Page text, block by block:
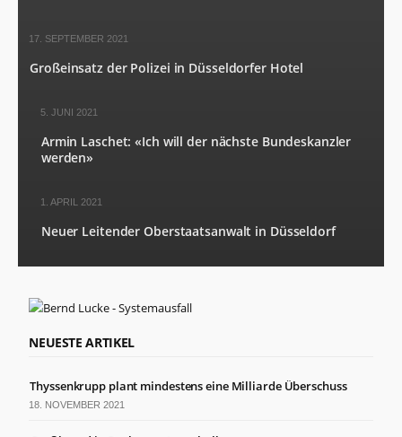
17. SEPTEMBER 2021
Großeinsatz der Polizei in Düsseldorfer Hotel
5. JUNI 2021
Armin Laschet: «Ich will der nächste Bundeskanzler
werden»
1. APRIL 2021
Neuer Leitender Oberstaatsanwalt in Düsseldorf
NEUESTE ARTIKEL
Thyssenkrupp plant mindestens eine Milliarde Überschuss
18. NOVEMBER 2021
Erfahrung
während
Besuchs so
gut wie
funktioniert.
diese Cookies
von der
Marketing
Indem Sie Ihre